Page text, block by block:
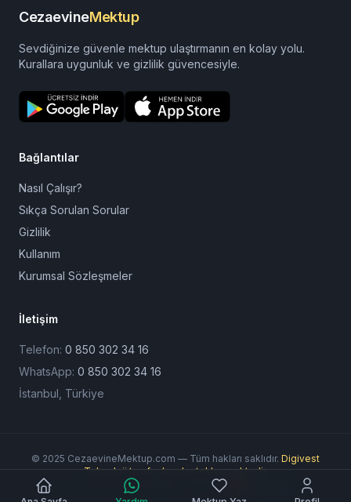
CezaevineMektup
Sevdiğinize güvenle mektup ulaştırmanın en kolay yolu.
Kurallara uygunluk ve gizlilik güvencesiyle.
Bağlantılar
Nasıl Çalışır?
Sıkça Sorulan Sorular
Gizlilik
Kullanım
Kurumsal Sözleşmeler
İletişim
Telefon: 0 850 302 34 16
WhatsApp: 0 850 302 34 16
İstanbul, Türkiye
© 2025 CezaevineMektup.com — Tüm hakları saklıdır. Digivest
Teknoloji tarafından desteklenmektedir.
Ödeme Yöntemleri: